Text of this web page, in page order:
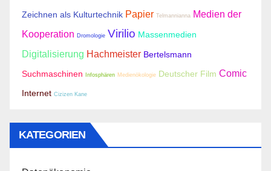
Zeichnen als Kulturtechnik Papier Telmannianna Medien der
Kooperation Dromologie Virilio Massenmedien
Digitalisierung Hachmeister Bertelsmann
Suchmaschinen Infosphären Medienökologie Deutscher Film Comic
Internet Cizizen Kane
KATEGORIEN